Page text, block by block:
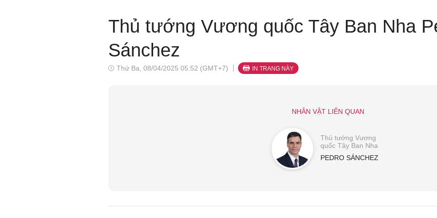
Thủ tướng Vương quốc Tây Ban Nha
Sánchez
Thứ Ba, 08/04/2025 05:52 (GMT+7) IN TRANG NÀY
NHÂN VẬT LIÊN QUAN
Thủ tướng Vương
quốc Tây Ban Nha
PEDRO SÁNCHEZ